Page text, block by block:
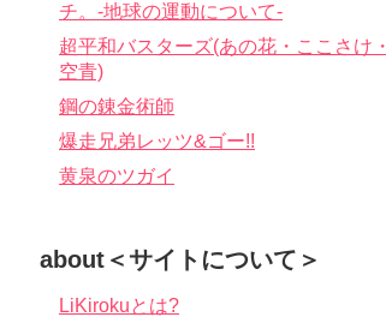
チ。-地球の運動について-
超平和バスターズ(あの花・ここさけ・
空青)
鋼の錬金術師
爆走兄弟レッツ&ゴー!!
黄泉のツガイ
about＜サイトについて＞
LiKirokuとは?